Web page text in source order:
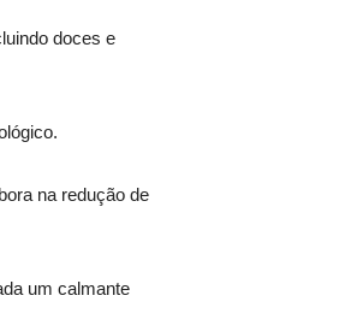
doces e
na redução de
um calmante